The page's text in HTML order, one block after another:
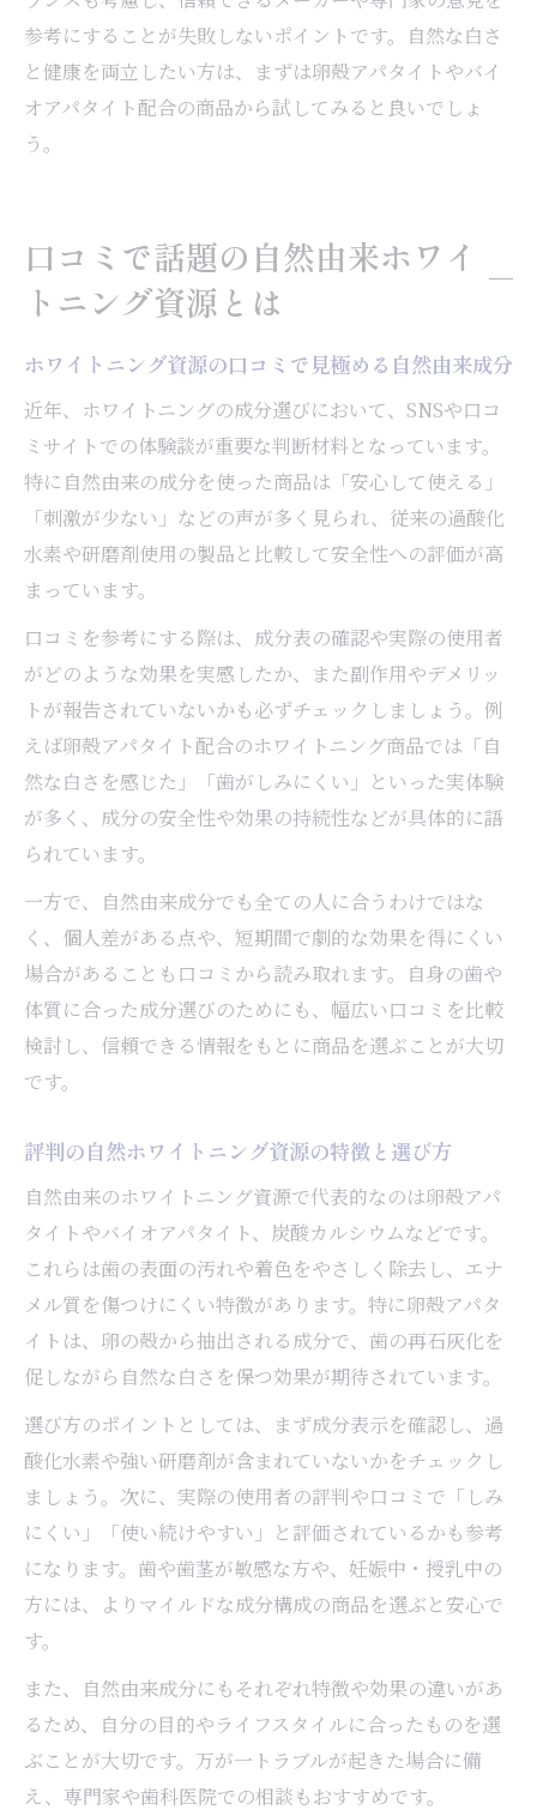
参考にすることが失敗しないポイントです。自然な白さ
と健康を両立したい方は、まずは卵殻アパタイトやバイ
オアパタイト配合の商品から試してみると良いでしょ
う。
口コミで話題の自然由来ホワイ
トニング資源とは
ホワイトニング資源の口コミで見極める自然由来成分
近年、ホワイトニングの成分選びにおいて、SNSや口コ
ミサイトでの体験談が重要な判断材料となっています。
特に自然由来の成分を使った商品は「安心して使える」
「刺激が少ない」などの声が多く見られ、従来の過酸化
水素や研磨剤使用の製品と比較して安全性への評価が高
まっています。
口コミを参考にする際は、成分表の確認や実際の使用者
がどのような効果を実感したか、また副作用やデメリッ
トが報告されていないかも必ずチェックしましょう。例
えば卵殻アパタイト配合のホワイトニング商品では「自
然な白さを感じた」「歯がしみにくい」といった実体験
が多く、成分の安全性や効果の持続性などが具体的に語
られています。
一方で、自然由来成分でも全ての人に合うわけではな
く、個人差がある点や、短期間で劇的な効果を得にくい
場合があることも口コミから読み取れます。自身の歯や
体質に合った成分選びのためにも、幅広い口コミを比較
検討し、信頼できる情報をもとに商品を選ぶことが大切
です。
評判の自然ホワイトニング資源の特徴と選び方
自然由来のホワイトニング資源で代表的なのは卵殻アパ
タイトやバイオアパタイト、炭酸カルシウムなどです。
これらは歯の表面の汚れや着色をやさしく除去し、エナ
メル質を傷つけにくい特徴があります。特に卵殻アパタ
イトは、卵の殻から抽出される成分で、歯の再石灰化を
促しながら自然な白さを保つ効果が期待されています。
選び方のポイントとしては、まず成分表示を確認し、過
酸化水素や強い研磨剤が含まれていないかをチェックし
ましょう。次に、実際の使用者の評判や口コミで「しみ
にくい」「使い続けやすい」と評価されているかも参考
になります。歯や歯茎が敏感な方や、妊娠中・授乳中の
方には、よりマイルドな成分構成の商品を選ぶと安心で
す。
また、自然由来成分にもそれぞれ特徴や効果の違いがあ
るため、自分の目的やライフスタイルに合ったものを選
ぶことが大切です。万が一トラブルが起きた場合に備
え、専門家や歯科医院での相談もおすすめです。